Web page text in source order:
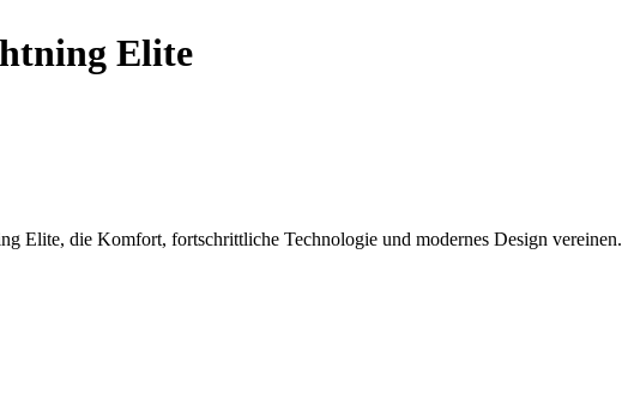
Elite
Elite, die Komfort, fortschrittliche Technologie und modernes Design vereinen.